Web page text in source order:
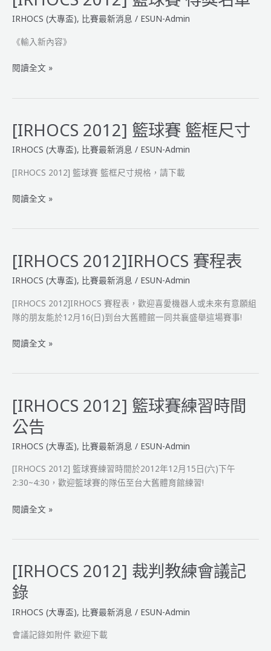
賽
得
名
單
IRHOCS (大專盃), 比賽最新消息 / ESUN-Admin
《輸入新內容》
[IRHOCS
賽
得
獎
單
閱讀全文 »
[IRHOCS 2012] 籃球賽 籃框尺寸
IRHOCS (大專盃), 比賽最新消息 / ESUN-Admin
[IRHOCS 2012] 籃球賽 籃框尺寸規格，請下載
[IRHOCS
籃
賽
籃
框
寸
閱讀全文 »
[IRHOCS 2012]IRHOCS 賽程表
IRHOCS (大專盃), 比賽最新消息 / ESUN-Admin
[IRHOCS 2012]IRHOCS 賽程表，歡迎喜愛機器人或未來有意願組
隊的朋友能於12月16(日)到台大舊體館一同共襄盛舉這場賽事!
[IRHOCS
賽
表
閱讀全文 »
[IRHOCS 2012] 籃球賽練習時間
公告
IRHOCS (大專盃), 比賽最新消息 / ESUN-Admin
[IRHOCS 2012] 籃球賽練習時間於2012年12月15日(六)下午
2:30~4:30，歡迎籃球賽的隊伍至台大舊體育館練習!
[IRHOCS
籃
賽
練
習
公
閱讀全文 »
[IRHOCS 2012] 裁判教練會議記
錄
IRHOCS (大專盃), 比賽最新消息 / ESUN-Admin
會議記錄如附件 歡迎下載